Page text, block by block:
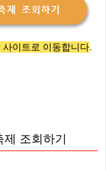
조회하기
이트로 이동합니다.
조회하기